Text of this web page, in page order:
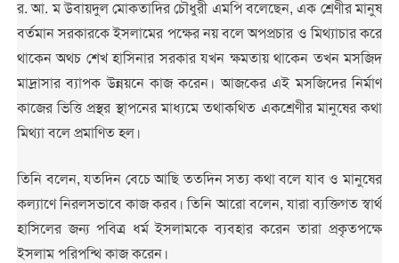
র. আ. ম উবায়দুল মোকতাদির চৌধুরী এমপি বলেছেন, এক শ্রেণীর মানুষ
বর্তমান সরকারকে ইসলামের পক্ষের নয় বলে অপপ্রচার ও মিথ্যাচার করে
থাকেন অথচ শেখ হাসিনার সরকার যখন ক্ষমতায় থাকেন তখন মসজিদ
মাদ্রাসার ব্যাপক উন্নয়নে কাজ করেন। আজকের এই মসজিদের নির্মাণ
কাজের ভিত্তি প্রস্থর স্থাপনের মাধ্যমে তথাকথিত একশ্রেণীর মানুষের কথা
মিথ্যা বলে প্রমাণিত হল।
তিনি বলেন, যতদিন বেচে আছি ততদিন সত্য কথা বলে যাব ও মানুষের
কল্যাণে নিরলসভাবে কাজ করব। তিনি আরো বলেন, যারা ব্যক্তিগত স্বার্থ
হাসিলের জন্য পবিত্র ধর্ম ইসলামকে ব্যবহার করেন তারা প্রকৃতপক্ষে
ইসলাম পরিপন্থি কাজ করেন।